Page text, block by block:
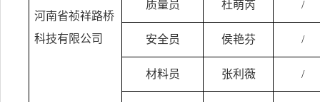
河南省祯祥路桥
科技有限公司
质量员 杜萌芮 /
安全员 侯艳芬 /
材料员 张利薇 /